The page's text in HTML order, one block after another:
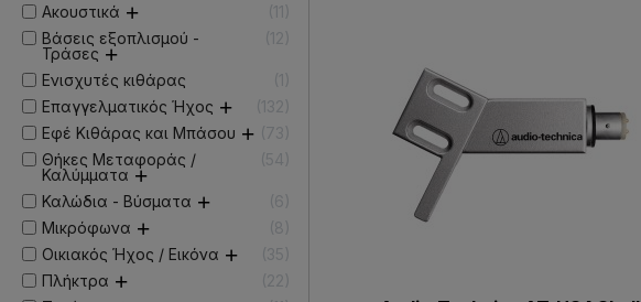
Ακουστικά
11
Βάσεις εξοπλισμού -
Τράσες
12
Ενισχυτές κιθάρας
1
Επαγγελματικός Ήχος
132
Εφέ Κιθάρας και Μπάσου
73
Θήκες Μεταφοράς /
Καλύμματα
54
Καλώδια - Βύσματα
6
Μικρόφωνα
8
Οικιακός Ήχος / Εικόνα
35
Πλήκτρα
22